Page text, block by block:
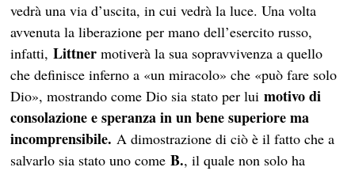
vedrà una via d’uscita, in cui vedrà la luce. Una volta
avvenuta la liberazione per mano dell’esercito russo,
infatti,Littner motiverà la sua sopravvivenza a quello
che definisce inferno a «un miracolo» che «può fare solo
Dio», mostrando come Dio sia stato per luimotivo di
consolazione e speranza in un bene superiore ma
incomprensibile.A dimostrazione di ciò è il fatto che a
salvarlo sia stato uno comeB., il quale non solo ha